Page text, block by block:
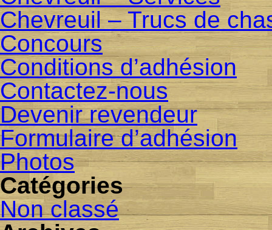
Chevreuil – Trucs de
Concours
Conditions d’adhésion
Contactez-nous
Devenir revendeur
Formulaire d’adhésion
Photos
Catégories
Non classé